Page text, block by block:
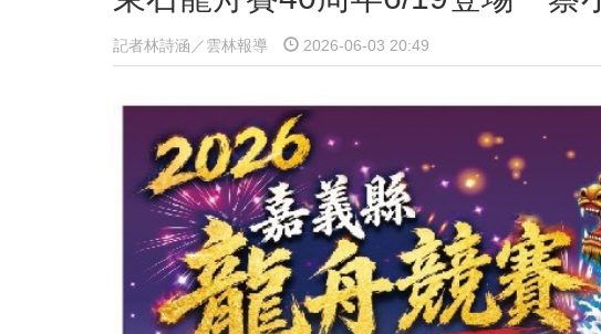
記者林詩涵／雲林報導 2026-06-03 20:49